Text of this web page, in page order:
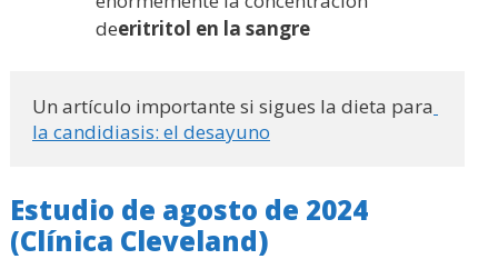
deeritritol en la sangre
Un artículo importante si sigues la dieta para
la candidiasis: el desayuno
Estudio de agosto de 2024
(Clínica Cleveland)